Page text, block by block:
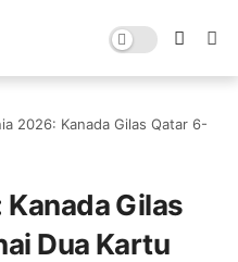
2026: Kanada Gilas Qatar 6-
Gilas
Dua Kartu